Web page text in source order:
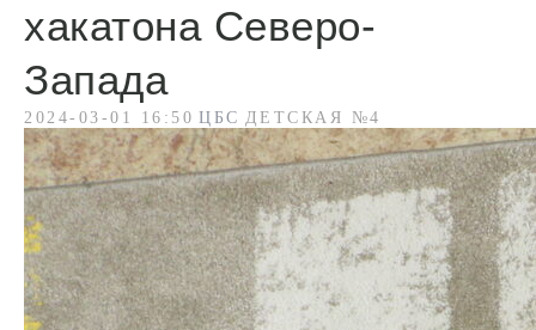
хакатона Северо-
Запада
2024-03-01 16:50 ЦБС ДЕТСКАЯ №4